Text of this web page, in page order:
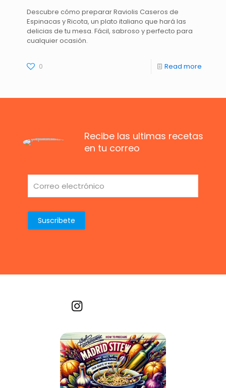
Descubre cómo preparar Raviolis Caseros de
Espinacas y Ricota, un plato italiano que hará las
delicias de tu mesa. Fácil, sabroso y perfecto para
cualquier ocasión.
0 Read more
Recibe las ultimas recetas
en tu correo